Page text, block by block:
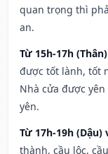
quan trọng thì
an.
Từ 15h-17h
được tốt lành, tốt
Nhà cửa được
yên.
Từ 17h-19h
thành, cầu lộc,